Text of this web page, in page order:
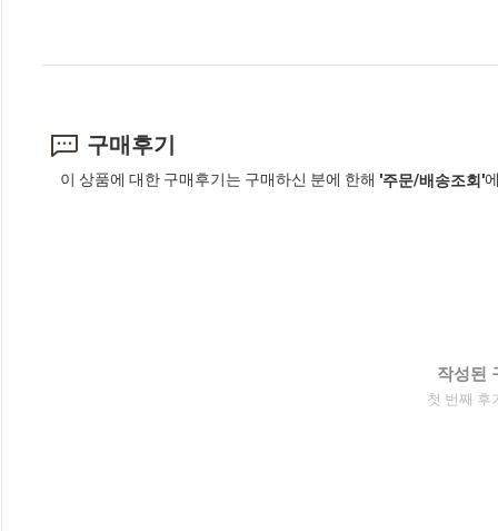
구매후기
이 상품에 대한 구매후기는 구매하신 분에 한해 '주문/배송조회'
작성된
첫 번째 후